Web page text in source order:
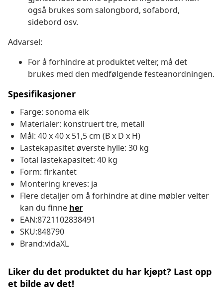
også brukes som salongbord, sofabord,
sidebord osv.
Advarsel:
For å forhindre at produktet velter, må det
brukes med den medfølgende festeanordningen.
Spesifikasjoner
Farge: sonoma eik
Materialer: konstruert tre, metall
Mål: 40 x 40 x 51,5 cm (B x D x H)
Lastekapasitet øverste hylle: 30 kg
Total lastekapasitet: 40 kg
Form: firkantet
Montering kreves: ja
Flere detaljer om å forhindre at dine møbler velter
kan du finne her
EAN:8721102838491
SKU:848790
Brand:vidaXL
Liker du det produktet du har kjøpt? Last opp
et bilde av det!